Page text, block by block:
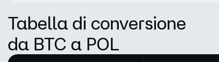
Tabella di conversione
da BTC a POL